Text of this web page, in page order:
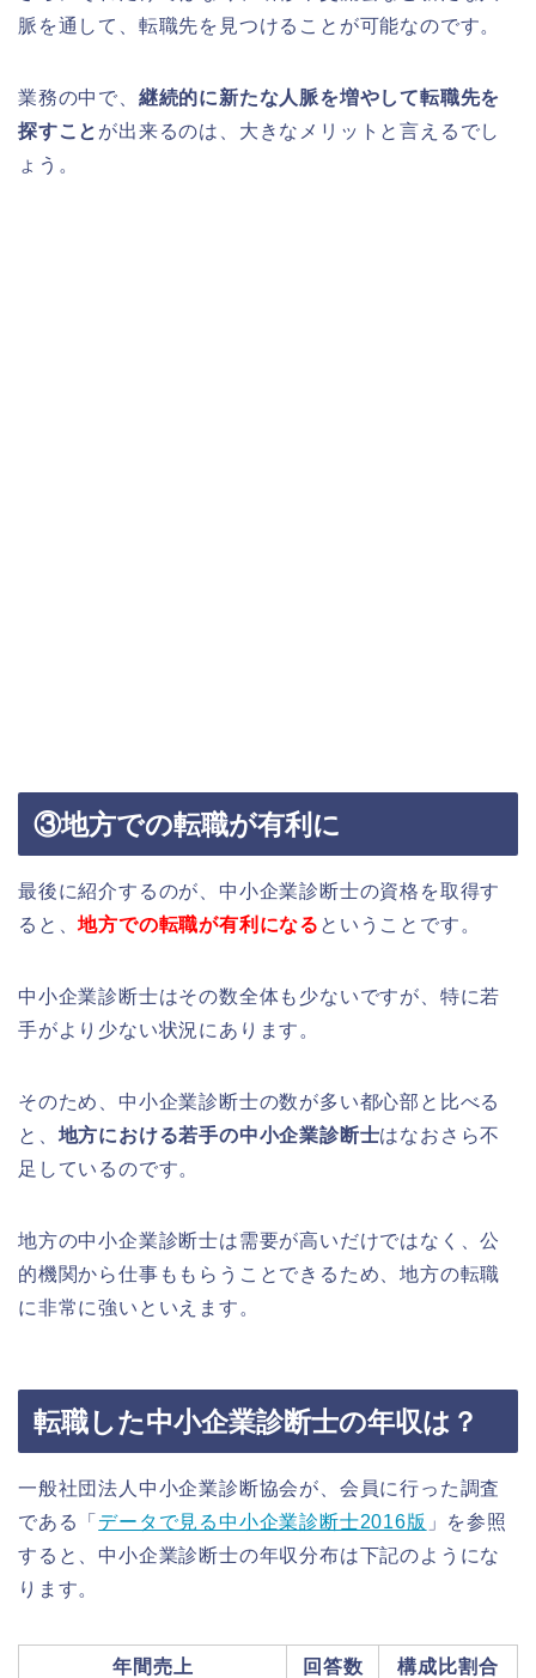
脈を通して、転職先を見つけることが可能なのです。
業務の中で、 継続的に新たな人脈を増やして転職先を
探すこと が出来るのは、大きなメリットと言えるでし
ょう。
③地方での転職が有利に
最後に紹介するのが、中小企業診断士の資格を取得す
ると、地方での転職が有利になる ということです。
中小企業診断士はその数全体も少ないですが、特に若
手がより少ない状況にあります。
そのため、中小企業診断士の数が多い都心部と比べる
と、 地方における若手の中小企業診断士はなおさら不
足しているのです。
地方の中小企業診断士は需要が高いだけではなく、公
的機関から仕事ももらうことできるため、地方の転職
に非常に強いといえます。
転職した中小企業診断士の年収は？
一般社団法人中小企業診断協会が、会員に行った調査
である「 データで見る中小企業診断士2016版 」を参照
すると、中小企業診断士の年収分布は下記のようにな
ります。
年間売上 回答数 構成比割合